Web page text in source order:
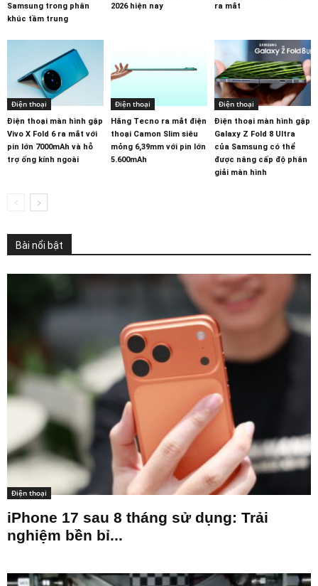
Samsung trong phân
khúc tầm trung
2026 hiện nay
ra mắt
Điện thoại
Điện thoại màn hình gập
Vivo X Fold 6 ra mắt với
pin lớn 7000mAh và hỗ
trợ ống kính ngoài
Điện thoại
Hãng Tecno ra mắt điện
thoại Camon Slim siêu
mỏng 6,39mm với pin lớn
5.600mAh
Điện thoại
Điện thoại màn hình gập
Galaxy Z Fold 8 Ultra
của Samsung có thể
được nâng cấp độ phân
giải màn hình
Bài nổi bật
Điện thoại
iPhone 17 sau 8 tháng sử dụng: Trải
nghiệm bền bỉ...